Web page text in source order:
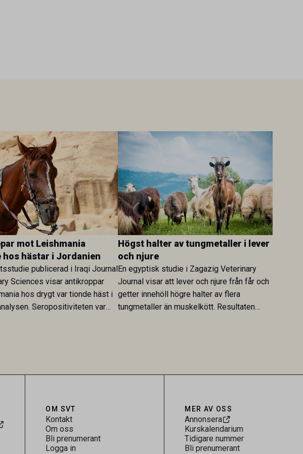
mot Leishmania
hos hästar i Jordanien
publicerad i Iraqi Journal
Sciences visar antikroppar
hos drygt var tionde häst i
Seropositiviteten var
Högst halter av tungmetaller i lever
och njure
En egyptisk studie i Zagazig Veterinary
Journal visar att lever och njure från får och
getter innehöll högre halter av flera
tungmetaller än muskelkött. Resultaten
OM SVT
Kontakt
Om oss
Bli prenumerant
Logga in
MER AV OSS
Annonsera
Kurskalendarium
Tidigare nummer
Bli prenumerant